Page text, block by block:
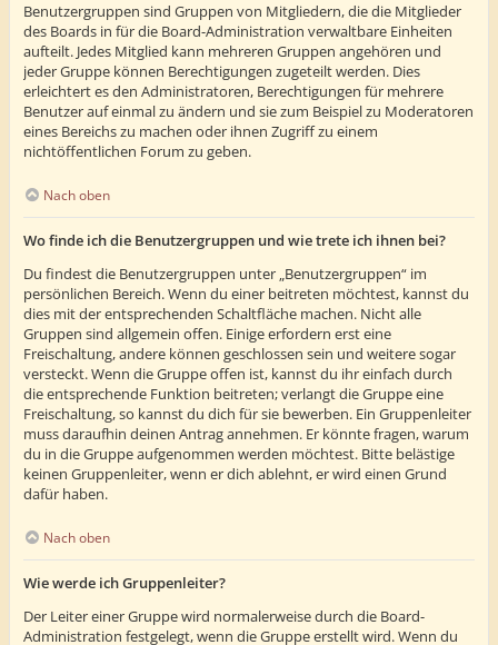
Benutzergruppen sind Gruppen von Mitgliedern, die die Mitglieder
des Boards in für die Board-Administration verwaltbare Einheiten
aufteilt. Jedes Mitglied kann mehreren Gruppen angehören und
jeder Gruppe können Berechtigungen zugeteilt werden. Dies
erleichtert es den Administratoren, Berechtigungen für mehrere
Benutzer auf einmal zu ändern und sie zum Beispiel zu Moderatoren
eines Bereichs zu machen oder ihnen Zugriff zu einem
nichtöffentlichen Forum zu geben.
Nach oben
Wo finde ich die Benutzergruppen und wie trete ich ihnen bei?
Du findest die Benutzergruppen unter „Benutzergruppen“ im
persönlichen Bereich. Wenn du einer beitreten möchtest, kannst du
dies mit der entsprechenden Schaltfläche machen. Nicht alle
Gruppen sind allgemein offen. Einige erfordern erst eine
Freischaltung, andere können geschlossen sein und weitere sogar
versteckt. Wenn die Gruppe offen ist, kannst du ihr einfach durch
die entsprechende Funktion beitreten; verlangt die Gruppe eine
Freischaltung, so kannst du dich für sie bewerben. Ein Gruppenleiter
muss daraufhin deinen Antrag annehmen. Er könnte fragen, warum
du in die Gruppe aufgenommen werden möchtest. Bitte belästige
keinen Gruppenleiter, wenn er dich ablehnt, er wird einen Grund
dafür haben.
Nach oben
Wie werde ich Gruppenleiter?
Der Leiter einer Gruppe wird normalerweise durch die Board-
Administration festgelegt, wenn die Gruppe erstellt wird. Wenn du